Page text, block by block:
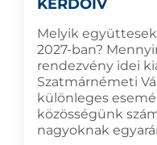
KÉRDŐÍV
Melyik
2027-ban?
rendezvény idei
Szatmárnémeti
különleges
közösségünk
nagyoknak